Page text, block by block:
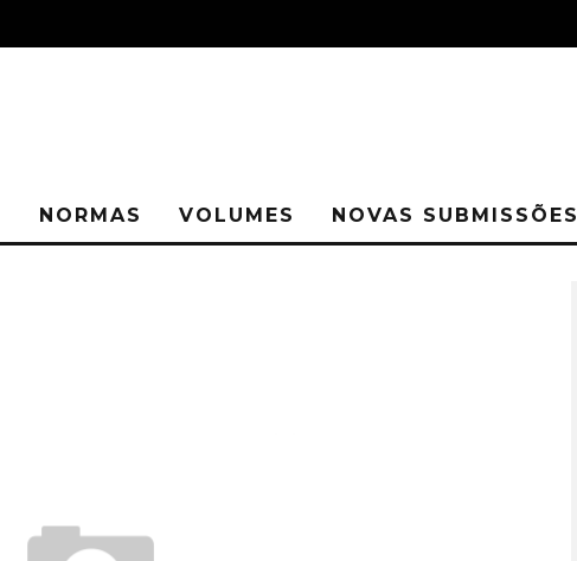
NORMAS VOLUMES NOVAS SUBMISSÕES